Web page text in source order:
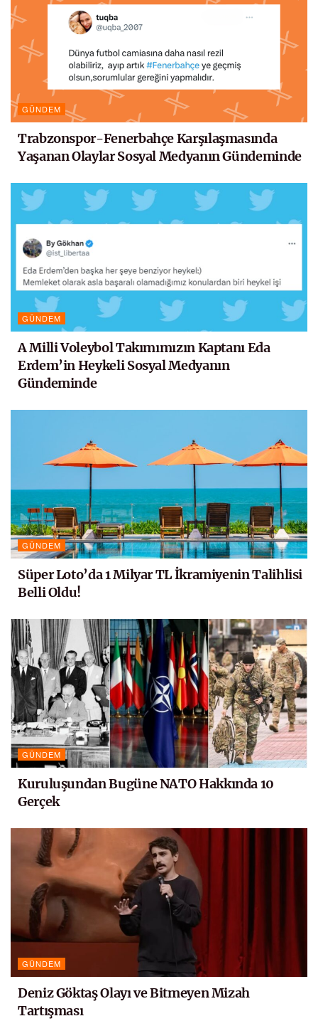
GÜNDEM
Trabzonspor-Fenerbahçe Karşılaşmasında
Yaşanan Olaylar Sosyal Medyanın Gündeminde
GÜNDEM
A Milli Voleybol Takımımızın Kaptanı Eda
Erdem’in Heykeli Sosyal Medyanın
Gündeminde
GÜNDEM
Süper Loto’da 1 Milyar TL İkramiyenin Talihlisi
Belli Oldu!
GÜNDEM
Kuruluşundan Bugüne NATO Hakkında 10
Gerçek
GÜNDEM
Deniz Göktaş Olayı ve Bitmeyen Mizah
Tartışması